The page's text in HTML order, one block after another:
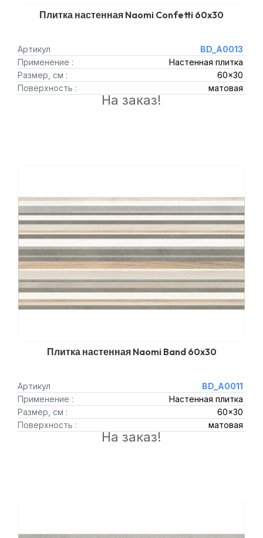
Плитка настенная Naomi Confetti 60x30
Артикул
BD_A0013
Применение :
Настенная плитка
Размер, см :
60x30
Поверхность :
матовая
На заказ!
Плитка настенная Naomi Band 60x30
Артикул
BD_A0011
Применение :
Настенная плитка
Размер, см :
60x30
Поверхность :
матовая
На заказ!